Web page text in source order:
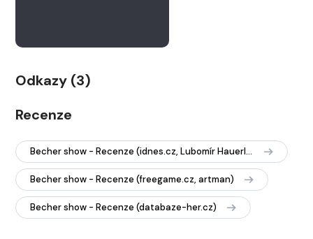
Odkazy (3)
Recenze
Becher show - Recenze (idnes.cz, Lubomír Hauerland)
Becher show - Recenze (freegame.cz, artman)
Becher show - Recenze (databaze-her.cz)